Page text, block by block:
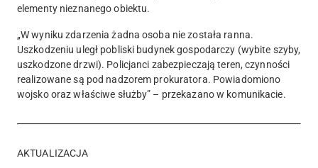
elementy nieznanego obiektu.
„W wyniku zdarzeniażadna osoba nie została ranna.
Uszkodzeniu uległ pobliski budynek gospodarczy (wybite szyby,
uszkodzone drzwi). Policjanci zabezpieczają teren, czynności
realizowane są pod nadzorem prokuratora. Powiadomiono
wojsko oraz właściwe służby” – przekazano w komunikacie.
AKTUALIZACJA